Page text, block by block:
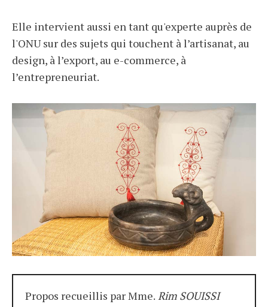
Elle intervient aussi en tant qu'experte auprès de
l'ONU sur des sujets qui touchent à l’artisanat, au
design, à l’export, au e-commerce, à
l’entrepreneuriat.
Propos recueillis par Mme. Rim SOUISSI